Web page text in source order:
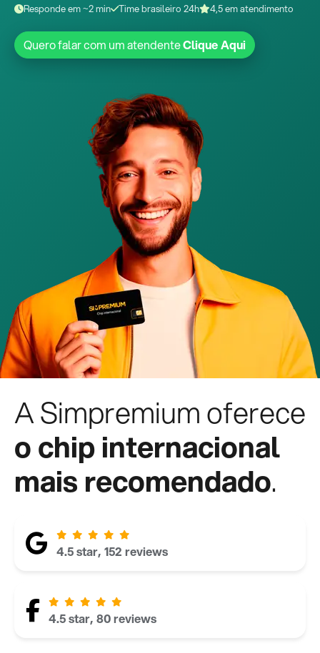
Responde em ~2 min Time brasileiro 24h 4,5 em atendimento
Quero falar com um atendenteClique Aqui
A Simpremium oferece
o chip internacional
mais recomendado.
4.5 star, 152 reviews
4.5 star, 80 reviews